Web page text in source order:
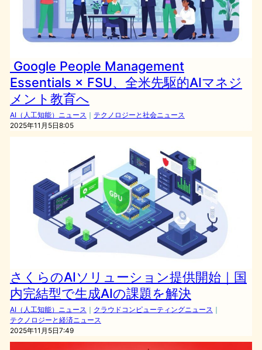
Google People Management
Essentials × FSU、全米先駆的AIマネジ
メント教育へ
AI（人工知能）ニュース ｜ テクノロジーと社会ニュース
2025年11月5日8:05
さくらのAIソリューション提供開始｜国
内完結型で生成AIの課題を解決
AI（人工知能）ニュース ｜ クラウドコンピューティングニュース ｜
テクノロジーと経済ニュース
2025年11月5日7:49